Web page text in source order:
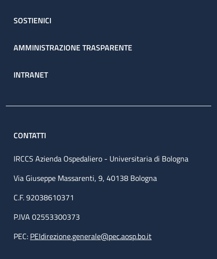
SOSTIENICI
AMMINISTRAZIONE TRASPARENTE
INTRANET
CONTATTI
IRCCS Azienda Ospedaliero - Universitaria di Bologna
Via Giuseppe Massarenti, 9, 40138 Bologna
C.F. 92038610371
P.IVA 02553300373
PEC: PEIdirezione.generale@pec.aosp.bo.it